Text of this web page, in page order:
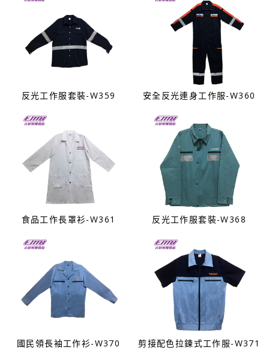
反光工作服套裝-W359 安全反光連身工作服-W360
食品工作長罩衫-W361 反光工作服套裝-W368
國民領長袖工作衫-W370 剪接配色拉鍊式工作服-W371